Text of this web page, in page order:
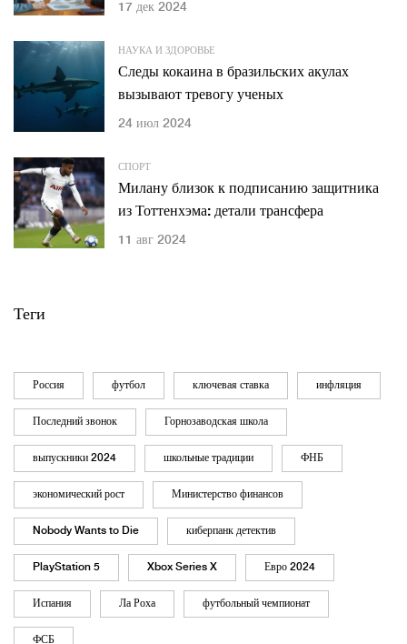
17 дек 2024
НАУКА И ЗДОРОВЬЕ
Следы кокаина в бразильских акулах
вызывают тревогу ученых
24 июл 2024
СПОРТ
Милану близок к подписанию защитника
из Тоттенхэма: детали трансфера
11 авг 2024
Теги
Россия футбол ключевая ставка инфляция
Последний звонок Горнозаводская школа
выпускники 2024 школьные традиции ФНБ
экономический рост Министерство финансов
Nobody Wants to Die киберпанк детектив
PlayStation 5 Xbox Series X Евро 2024
Испания Ла Роха футбольный чемпионат
ФСБ